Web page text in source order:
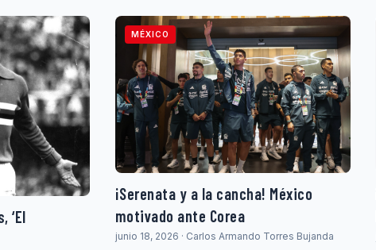
‘El
MÉXICO
¡Serenata y a la cancha! México
motivado ante Corea
junio 18, 2026 · Carlos Armando Torres Bujanda